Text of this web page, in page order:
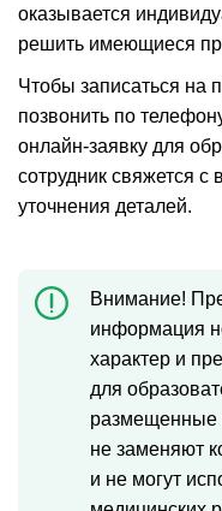
оказывается
решить имеющиеся
Чтобы записаться на
позвонить по
онлайн-заявку для
сотрудник свяжется
уточнения деталей.
Внимание!
информация
характер и
для
размещенные
не заменяют
и не могут